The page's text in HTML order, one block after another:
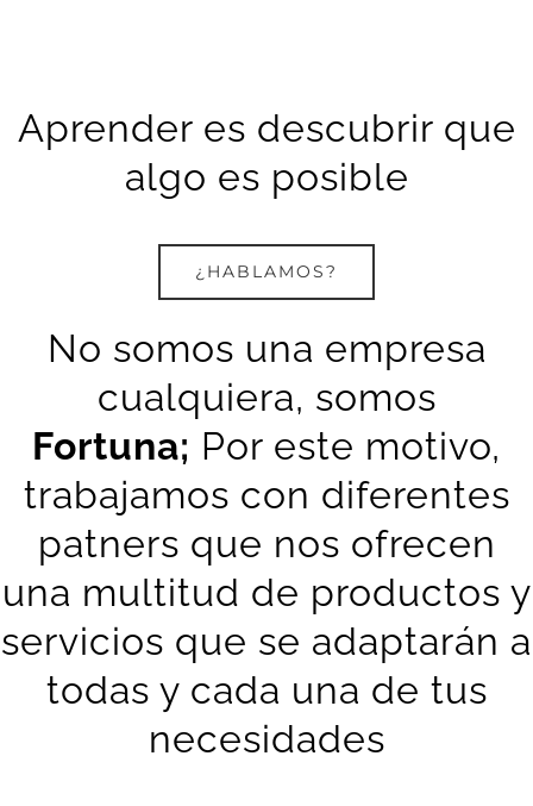
Aprender es descubrir que
algo es posible
¿HABLAMOS?
No somos una empresa
cualquiera, somos
Fortuna; Por este motivo,
trabajamos con diferentes
patners que nos ofrecen
una multitud de productos y
servicios que se adaptarán a
todas y cada una de tus
necesidades